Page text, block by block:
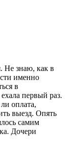
Не знаю, как в
именно
в
первый раз.
оплата,
выезд. Опять
самим
Дочери